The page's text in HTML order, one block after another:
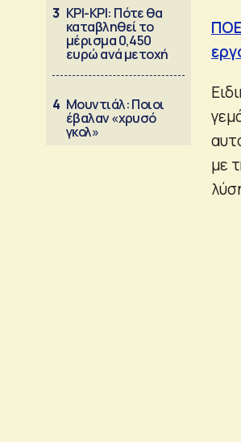
3 ΚΡΙ-ΚΡΙ: Πότε θα
καταβληθεί το
μέρισμα 0,450
ευρώ ανά μετοχή
4 Μουντιάλ: Ποιοι
έβαλαν «χρυσό
γκολ»
με